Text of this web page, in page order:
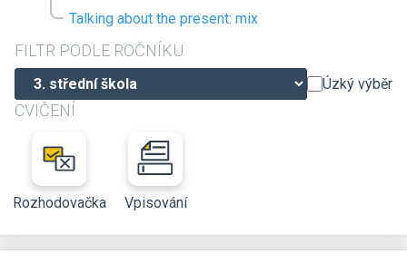
Talking about the present: mix
FILTR PODLE ROČNÍKU
Úzký výběr
CVIČENÍ
Rozhodovačka Vpisování